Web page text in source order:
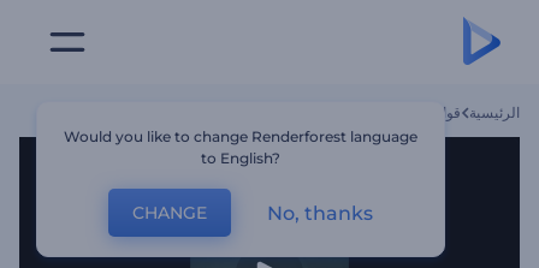
الرئيسية قوالب
Would you like to change Renderforest language
to English?
CHANGE No, thanks